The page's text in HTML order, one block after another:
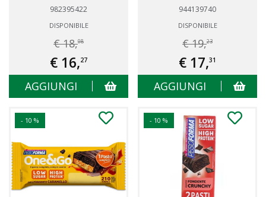
982395422
DISPONIBILE
€ 18,08
€ 16,27
AGGIUNGI
944139740
DISPONIBILE
€ 19,23
€ 17,31
AGGIUNGI
- 10 % - 10 %